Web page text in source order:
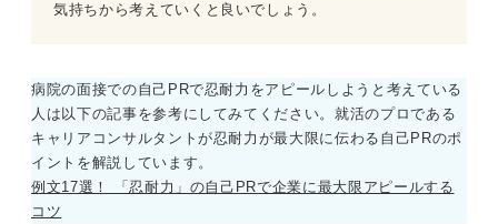
気持ちから考えていくと良いでしょう。
病院の面接での自己PRで忍耐力をアピールしようと考えている
人は以下の記事を参考にしてみてください。就活のプロである
キャリアコンサルタントが忍耐力が最大限に伝わる自己PRのポ
イントを解説しています。
例文17選！ 「忍耐力」の自己PRで企業に最大限アピールする
コツ